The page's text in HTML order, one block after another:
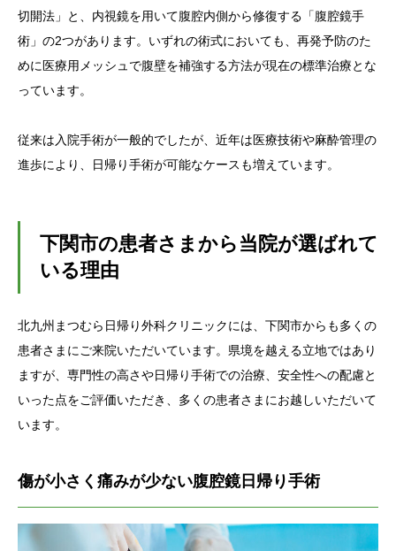
切開法」と、内視鏡を用いて腹腔内側から修復する「腹腔鏡手
術」の2つがあります。いずれの術式においても、再発予防のた
めに医療用メッシュで腹壁を補強する方法が現在の標準治療とな
っています。
従来は入院手術が一般的でしたが、近年は医療技術や麻酔管理の
進歩により、日帰り手術が可能なケースも増えています。
下関市の患者さまから当院が選ばれて
いる理由
北九州まつむら日帰り外科クリニックには、下関市からも多くの
患者さまにご来院いただいています。県境を越える立地ではあり
ますが、専門性の高さや日帰り手術での治療、安全性への配慮と
いった点をご評価いただき、多くの患者さまにお越しいただいて
います。
傷が小さく痛みが少ない腹腔鏡日帰り手術